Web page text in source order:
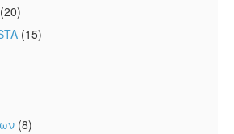
(20)
(15)
(8)